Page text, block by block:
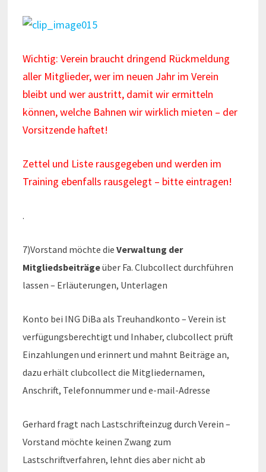
Wichtig: Verein braucht dringend Rückmeldung
aller Mitglieder, wer im neuen Jahr im Verein
bleibt und wer austritt, damit wir ermitteln
können, welche Bahnen wir wirklich mieten – der
Vorsitzende haftet!
Zettel und Liste rausgegeben und werden im
Training ebenfalls rausgelegt – bitte eintragen!
.
7)Vorstand möchte die Verwaltung der
Mitgliedsbeiträgeüber Fa. Clubcollect durchführen
lassen – Erläuterungen, Unterlagen
Konto bei ING DiBa als Treuhandkonto – Verein ist
verfügungsberechtigt und Inhaber, clubcollect prüft
Einzahlungen und erinnert und mahnt Beiträge an,
dazu erhält clubcollect die Mitgliedernamen,
Anschrift, Telefonnummer und e-mail-Adresse
Gerhard fragt nach Lastschrifteinzug durch Verein –
Vorstand möchte keinen Zwang zum
Lastschriftverfahren, lehnt dies aber nicht ab